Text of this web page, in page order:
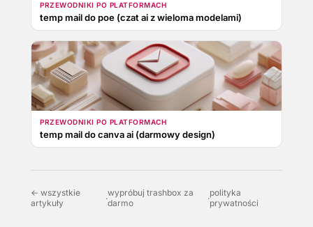
PRZEWODNIKI PO PLATFORMACH
temp mail do poe (czat ai z wieloma modelami)
PRZEWODNIKI PO PLATFORMACH
temp mail do canva ai (darmowy design)
← wszystkie
artykuły
·wypróbuj trashbox za
darmo
·polityka
prywatności